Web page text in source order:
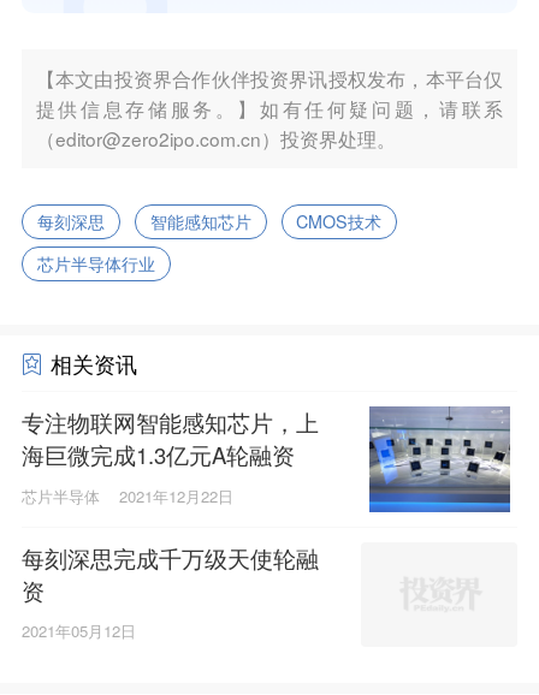
【本文由投资界合作伙伴投资界讯授权发布，本平台仅
提供信息存储服务。】如有任何疑问题，请联系
（editor@zero2ipo.com.cn）投资界处理。
每刻深思 智能感知芯片
CMOS技术
芯片半导体行业
相关资讯
专注物联网智能感知芯片，上
海巨微完成1.3亿元A轮融资
芯片半导体 2021年12月22日
每刻深思完成千万级天使轮融
资
2021年05月12日